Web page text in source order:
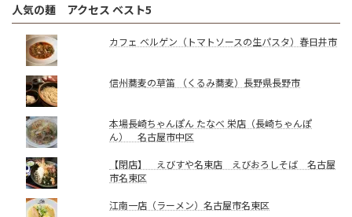
人気の麺 アクセス ベスト5
カフェ ベルゲン（トマトソースの生パスタ）春日井市
信州蕎麦の草笛 （くるみ蕎麦）長野県長野市
本場長崎ちゃんぽん たなべ 栄店（長崎ちゃんぽ
ん） 名古屋市中区
【閉店】 えびすや名東店 えびおろしそば 名古屋
市名東区
江南一店（ラーメン）名古屋市名東区